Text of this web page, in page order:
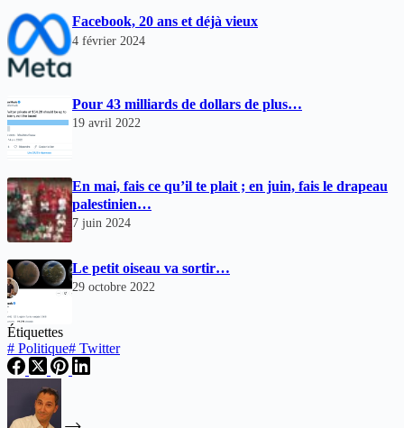
Facebook, 20 ans et déjà vieux
4 février 2024
Pour 43 milliards de dollars de plus…
19 avril 2022
En mai, fais ce qu’il te plait ; en juin, fais le drapeau
palestinien…
7 juin 2024
Le petit oiseau va sortir…
29 octobre 2022
Étiquettes
# Politique# Twitter